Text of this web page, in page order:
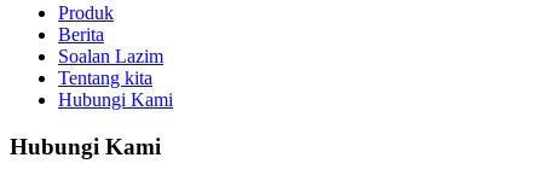
Produk
Berita
Soalan Lazim
Tentang kita
Hubungi Kami
Hubungi Kami